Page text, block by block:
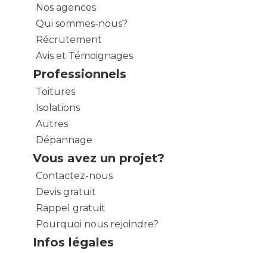
Nos agences
Qui sommes-nous?
Récrutement
Avis et Témoignages
Professionnels
Toitures
Isolations
Autres
Dépannage
Vous avez un projet?
Contactez-nous
Devis gratuit
Rappel gratuit
Pourquoi nous rejoindre?
Infos légales